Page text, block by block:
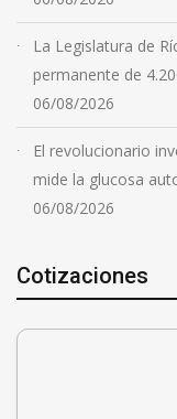
La Legislatura de
permanente de
06/08/2026
El revolucionario
mide la glucosa
06/08/2026
Cotizaciones